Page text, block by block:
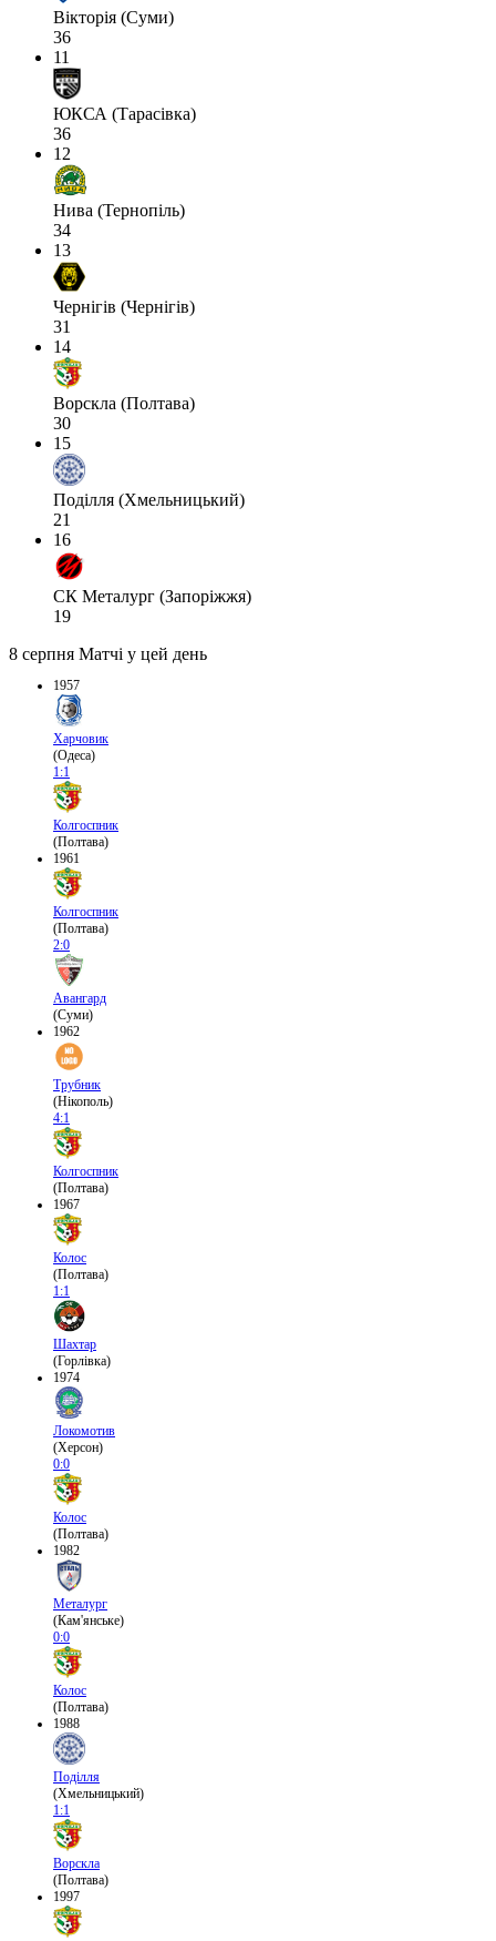
Вікторія (Суми)
36
11
ЮКСА (Тарасівка)
36
12
Нива (Тернопіль)
34
13
Чернігів (Чернігів)
31
14
Ворскла (Полтава)
30
15
Поділля (Хмельницький)
21
16
СК Металург (Запоріжжя)
19
8 серпня Матчі у цей день
1957
Харчовик
(Одеса)
1:1
Колгоспник
(Полтава)
1961
Колгоспник
(Полтава)
2:0
Авангард
(Суми)
1962
Трубник
(Нікополь)
4:1
Колгоспник
(Полтава)
1967
Колос
(Полтава)
1:1
Шахтар
(Горлівка)
1974
Локомотив
(Херсон)
0:0
Колос
(Полтава)
1982
Металург
(Кам'янське)
0:0
Колос
(Полтава)
1988
Поділля
(Хмельницький)
1:1
Ворскла
(Полтава)
1997